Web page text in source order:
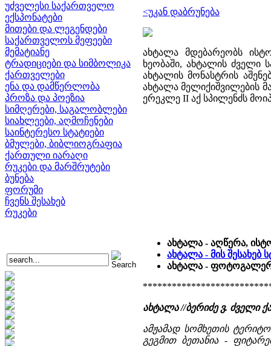
უძველესი საქართველო
ექსპონატები
მითები და ლეგენდები
საქართველოს მეფეები
მემატიანე
ტრადიციები და სიმბოლიკა
ქართველები
ენა და დამწერლობა
პროზა და პოეზია
სიმღერები, საგალობლები
სიახლეები, აღმოჩენები
საინტერესო სტატიები
ბმულები, ბიბლიოგრაფია
ქართული იარაღი
რუკები და მარშრუტები
ბუნება
ფორუმი
ჩვენს შესახებ
რუკები
<უკან დაბრუნება
ახტალა მდებარეობს
ხეობაში, ახტალის ძველი
ახტალის მონასტრის
ახტალა მელიქიშვილების
ერეკლე II აქ სპილენძს
ახტალა - აღწერა,
ახტალა - მის შესახებ
ახტალა -
ახტალა //ბერიძე ვ.
ამჟამად სომხეთის
გეგმით ბეთანია -